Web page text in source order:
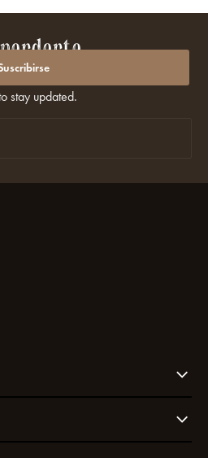
stay updated.